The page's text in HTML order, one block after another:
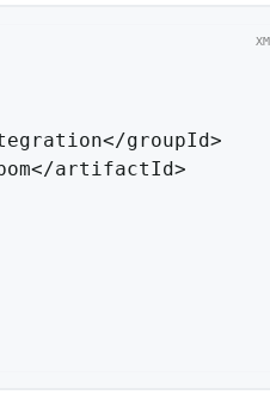
groupId>
artifactId>